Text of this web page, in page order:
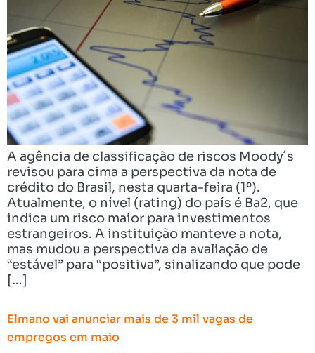
A agência de classificação de riscos Moody´s
revisou para cima a perspectiva da nota de
crédito do Brasil, nesta quarta-feira (1º).
Atualmente, o nível (rating) do país é Ba2, que
indica um risco maior para investimentos
estrangeiros. A instituição manteve a nota,
mas mudou a perspectiva da avaliação de
“estável” para “positiva”, sinalizando que pode
[…]
Elmano vai anunciar mais de 3 mil vagas de
empregos em maio